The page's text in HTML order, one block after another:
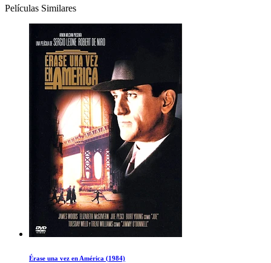
Películas Similares
Érase una vez en América (1984)